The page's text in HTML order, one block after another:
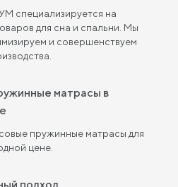
жесткости
см
140х200
160х200 см
160х200 см
специализируется на
для сна и спальни. Мы
и совершенствуем
пружинные матрасы для
цене.
подход